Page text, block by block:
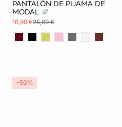
PANTALÓN DE PIJAMA DE
MODAL
16,99 €25,99 €
-50%